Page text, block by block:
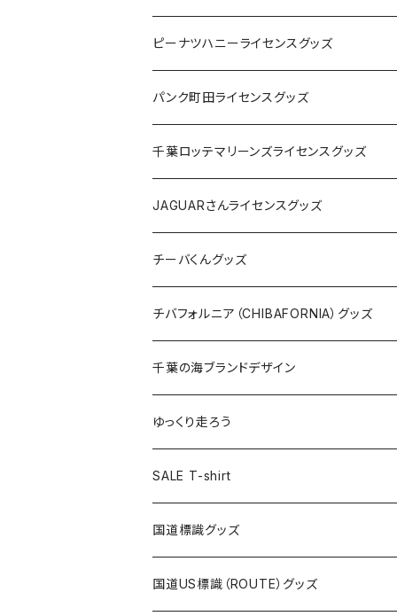
キャップ
ステッカー
缶バッジ
ホテルキーホルダー
ステッカー
缶バッジ
アクリルキーホルダー
ホテルキーホルダー
クリアファイル
Tシャツ
キャップ
トートバッグ
ランチバッグ
エコバッグ
ピーナツハニーライセンスグッズ
Tシャツ
キャップ
バッグ
ステッカー
缶バッジ
キーホルダー
クリアファイル
パンク町田ライセンスグッズ
Tシャツ
キャップ
バッグ
ステッカー
缶バッジ
キーホルダー
クリアファイル
千葉ロッテマリーンズライセンスグッズ
ステッカー
ステッカー
ステッカー大
缶バッジ
缶バッジ32mm
缶バッジ54mm
エコバッグ
JAGUARさんコラボグッズ
Tシャツ
ステッカー
サコッシュ
ホテルキーホルダー
モーテルキーホルダー
トートバッグ
JAGUARさんライセンスグッズ
Tシャツ
ステッカー
缶バッジ
クリアファイル
マスク
エコバッグ
千葉ロッテマリーンズコラボ
チーバくんグッズ
Tシャツ
キャップ
エコバッグ
ステッカー
モーテルキーホルダー
ホテルキーホルダー
チバフォルニア（CHIBAFORNIA）グッズ
Tシャツ
キャップ
ステッカー
ホテルキーホルダー
千葉の海ブランドデザイン
Tシャツ
キャップ
ステッカー
ゆっくり走ろう
Tシャツ
ステッカー
ホテルキーホルダー
SALE T-shirt
国道標識グッズ
ステッカー
国道US標識（ROUTE）グッズ